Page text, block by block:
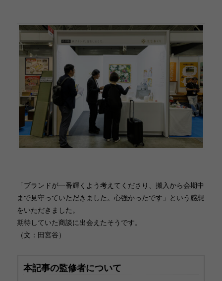
「ブランドが一番輝くよう考えてくださり、搬入から会期中
まで見守っていただきました。心強かったです」という感想
をいただきました。
期待していた商談に出会えたそうです。
（文：田宮谷）
本記事の監修者について